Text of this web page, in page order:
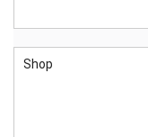
Shop